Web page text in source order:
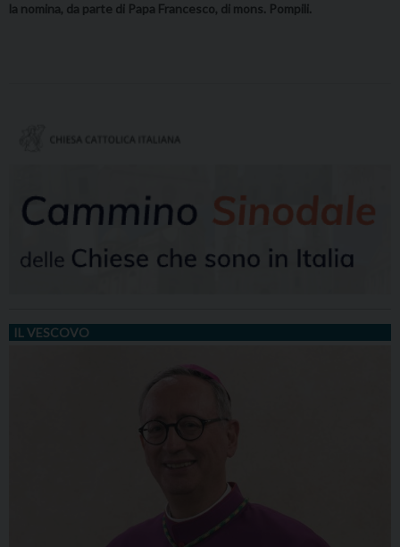
la nomina, da parte di Papa Francesco, di mons. Pompili.
IL VESCOVO